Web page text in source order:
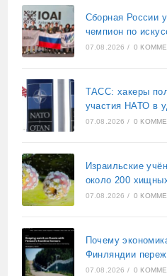
Сборная России
чемпион по
07.08.2026 / 0
ТАСС: хакеры
участия НАТО в
07.08.2026 / 0
Израильские
около 200
07.08.2026 / 0
Почему
Финляндии
07.08.2026 / 0